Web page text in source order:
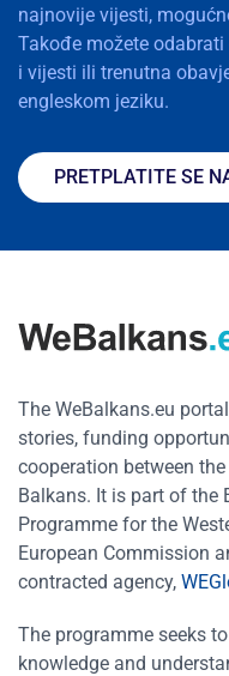
najnovije vijesti,
Takođe možete
i vijesti ili trenutna
engleskom jeziku.
PRETPLATITE SE
The WeBalkans.eu
stories, funding
cooperation between the
Balkans. It is part of the
Programme for the
European Commission
contracted agency,
The programme seeks
knowledge and